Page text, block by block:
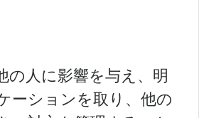
の人に影響を与え、明
ーションを取り、他の